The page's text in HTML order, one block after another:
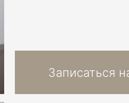
Записаться